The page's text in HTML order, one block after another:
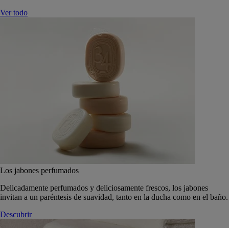
Ver todo
Los jabones perfumados
Delicadamente perfumados y deliciosamente frescos, los jabones
invitan a un paréntesis de suavidad, tanto en la ducha como en el baño.
Descubrir